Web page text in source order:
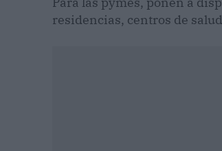
residencias, centros de